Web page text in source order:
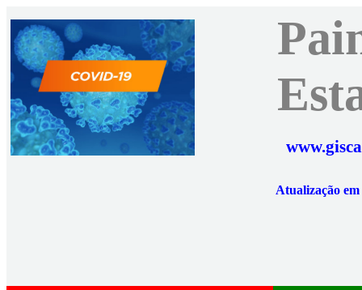
Atualização